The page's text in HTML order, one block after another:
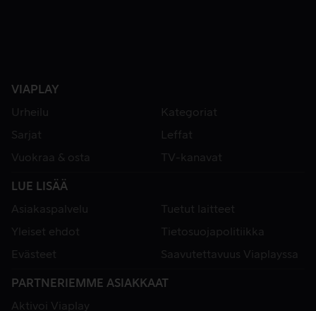
VIAPLAY
Urheilu
Kategoriat
Sarjat
Leffat
Vuokraa & osta
TV-kanavat
LUE LISÄÄ
Asiakaspalvelu
Tuetut laitteet
Yleiset ehdot
Tietosuojapolitiikka
Evästeet
Saavutettavuus Viaplayssa
PARTNERIEMME ASIAKKAAT
Aktivoi Viaplay